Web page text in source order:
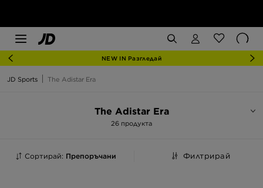
NEW IN Разгледай
JD Sports The Adistar Era
The Adistar Era
26 продукта
Сортирай: Препоръчани Филтрирай